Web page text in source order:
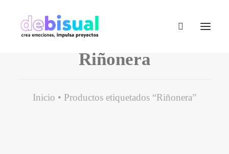
Riñonera
Inicio Productos etiquetados “Riñonera”